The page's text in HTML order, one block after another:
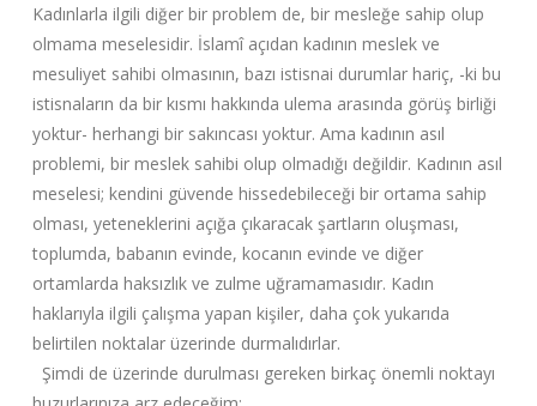
Kadınlarla ilgili diğer bir problem de, bir mesleğe sahip olup
olmama meselesidir. İslamî açıdan kadının meslek ve
mesuliyet sahibi olmasının, bazı istisnai durumlar hariç, -ki bu
istisnaların da bir kısmı hakkında ulema arasında görüş birliği
yoktur- herhangi bir sakıncası yoktur. Ama kadının asıl
problemi, bir meslek sahibi olup olmadığı değildir. Kadının asıl
meselesi; kendini güvende hissedebileceği bir ortama sahip
olması, yeteneklerini açığa çıkaracak şartların oluşması,
toplumda, babanın evinde, kocanın evinde ve diğer
ortamlarda haksızlık ve zulme uğramamasıdır. Kadın
haklarıyla ilgili çalışma yapan kişiler, daha çok yukarıda
belirtilen noktalar üzerinde durmalıdırlar.
Şimdi de üzerinde durulması gereken birkaç önemli noktayı